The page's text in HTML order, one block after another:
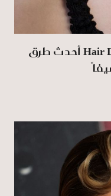
من الـ Scalp Care إلى الـ Hair Detox أحدث طرق